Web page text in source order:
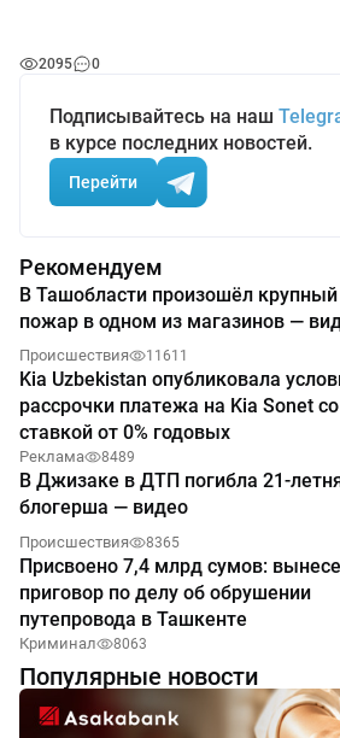
2095 0
Подписывайтесь на наш
в курсе последних новостей.
Перейти
Рекомендуем
В Ташобласти произошёл крупный
пожар в одном из магазинов —
Происшествия 11611
Kia Uzbekistan опубликовала
рассрочки платежа на Kia Sonet со
ставкой от 0% годовых
Реклама 8489
В Джизаке в ДТП погибла 21-
блогерша — видео
Происшествия 8365
Присвоено 7,4 млрд сумов:
приговор по делу об обрушении
путепровода в Ташкенте
Криминал 8063
Популярные новости